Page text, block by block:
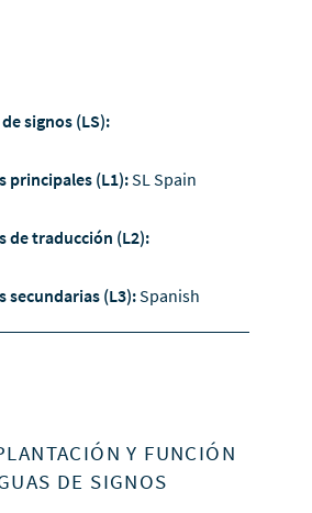
signos (LS):
principales (L1):SL Spain
de traducción (L2):
secundarias (L3):Spanish
Y FUNCIÓN
DE SIGNOS